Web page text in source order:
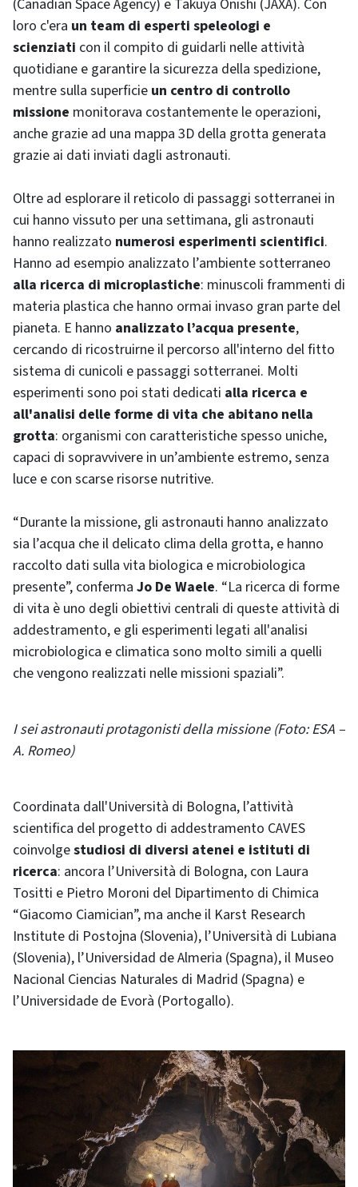
(Canadian Space Agency) e Takuya Onishi (JAXA). Con
loro c'era un team di esperti speleologi e
scienziati con il compito di guidarli nelle attività
quotidiane e garantire la sicurezza della spedizione,
mentre sulla superficie un centro di controllo
missione monitorava costantemente le operazioni,
anche grazie ad una mappa 3D della grotta generata
grazie ai dati inviati dagli astronauti.
Oltre ad esplorare il reticolo di passaggi sotterranei in
cui hanno vissuto per una settimana, gli astronauti
hanno realizzato numerosi esperimenti scientifici.
Hanno ad esempio analizzato l’ambiente sotterraneo
alla ricerca di microplastiche: minuscoli frammenti di
materia plastica che hanno ormai invaso gran parte del
pianeta. E hanno analizzato l’acqua presente,
cercando di ricostruirne il percorso all'interno del fitto
sistema di cunicoli e passaggi sotterranei. Molti
esperimenti sono poi stati dedicati alla ricerca e
all'analisi delle forme di vita che abitano nella
grotta: organismi con caratteristiche spesso uniche,
capaci di sopravvivere in un’ambiente estremo, senza
luce e con scarse risorse nutritive.
“Durante la missione, gli astronauti hanno analizzato
sia l’acqua che il delicato clima della grotta, e hanno
raccolto dati sulla vita biologica e microbiologica
presente”, conferma Jo De Waele. “La ricerca di forme
di vita è uno degli obiettivi centrali di queste attività di
addestramento, e gli esperimenti legati all'analisi
microbiologica e climatica sono molto simili a quelli
che vengono realizzati nelle missioni spaziali”.
I sei astronauti protagonisti della missione (Foto: ESA –
A. Romeo)
Coordinata dall'Università di Bologna, l’attività
scientifica del progetto di addestramento CAVES
coinvolgestudiosi di diversi atenei e istituti di
ricerca: ancora l’Università di Bologna, con Laura
Tositti e Pietro Moroni del Dipartimento di Chimica
“Giacomo Ciamician”, ma anche il Karst Research
Institute di Postojna (Slovenia), l’Università di Lubiana
(Slovenia), l’Universidad de Almeria (Spagna), il Museo
Nacional Ciencias Naturales di Madrid (Spagna) e
l’Universidade de Evorà (Portogallo).